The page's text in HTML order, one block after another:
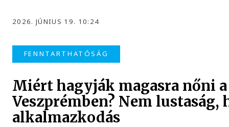
2026. JÚNIUS 19. 10:24
FENNTARTHATÓSÁG
Miért hagyják magasra nőni
Veszprémben? Nem lustaság,
alkalmazkodás